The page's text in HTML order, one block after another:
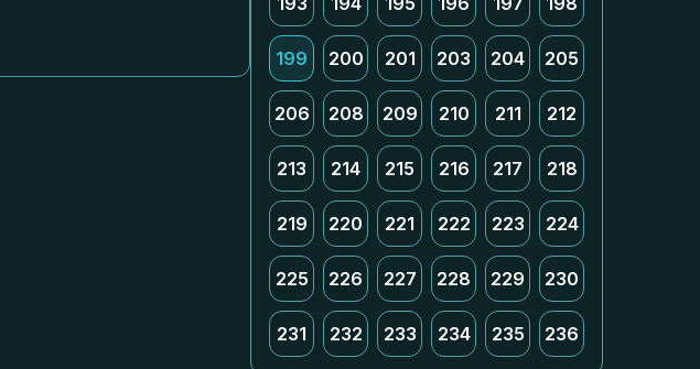
199 200 201 203 204 205
206 208 209 210 211 212
213 214 215 216 217 218
219 220 221 222 223 224
225 226 227 228 229 230
231 232 233 234 235 236